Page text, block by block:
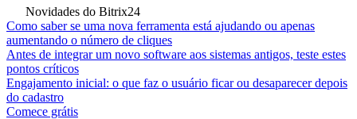
Novidades do Bitrix24
Como saber se uma nova ferramenta está ajudando ou apenas
aumentando o número de cliques
Antes de integrar um novo software aos sistemas antigos, teste estes
pontos críticos
Engajamento inicial: o que faz o usuário ficar ou desaparecer depois
do cadastro
Comece grátis